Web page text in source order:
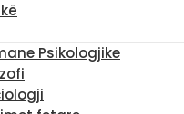
Psikologjike